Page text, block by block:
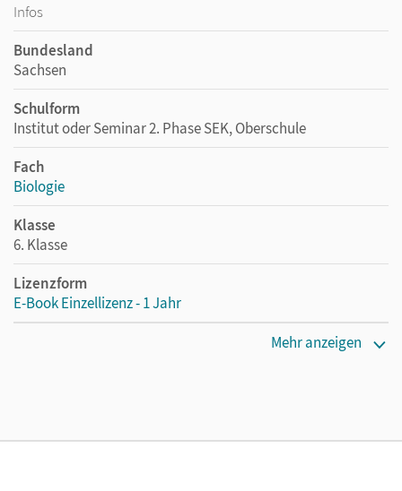
Infos
Bundesland
Sachsen
Schulform
Institut oder Seminar 2. Phase SEK, Oberschule
Fach
Biologie
Klasse
6. Klasse
Lizenzform
E-Book Einzellizenz - 1 Jahr
Privatpersonen, die nur mit dem E-Book arbeiten.
Mehr anzeigen